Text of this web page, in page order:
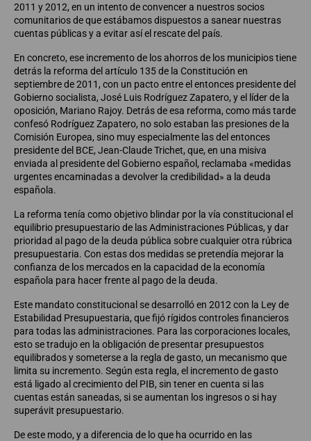
2011 y 2012, en un intento de convencer a nuestros socios
comunitarios de que estábamos dispuestos a sanear nuestras
cuentas públicas y a evitar así el rescate del país.
En concreto, ese incremento de los ahorros de los municipios tiene
detrás la reforma del artículo 135 de la Constitución en
septiembre de 2011, con un pacto entre el entonces presidente del
Gobierno socialista, José Luis Rodríguez Zapatero, y el líder de la
oposición, Mariano Rajoy. Detrás de esa reforma, como más tarde
confesó Rodríguez Zapatero, no solo estaban las presiones de la
Comisión Europea, sino muy especialmente las del entonces
presidente del BCE, Jean-Claude Trichet, que, en una misiva
enviada al presidente del Gobierno español, reclamaba «medidas
urgentes encaminadas a devolver la credibilidad» a la deuda
española.
La reforma tenía como objetivo blindar por la vía constitucional el
equilibrio presupuestario de las Administraciones Públicas, y dar
prioridad al pago de la deuda pública sobre cualquier otra rúbrica
presupuestaria. Con estas dos medidas se pretendía mejorar la
confianza de los mercados en la capacidad de la economía
española para hacer frente al pago de la deuda.
Este mandato constitucional se desarrolló en 2012 con la Ley de
Estabilidad Presupuestaria, que fijó rígidos controles financieros
para todas las administraciones. Para las corporaciones locales,
esto se tradujo en la obligación de presentar presupuestos
equilibrados y someterse a la regla de gasto, un mecanismo que
limita su incremento. Según esta regla, el incremento de gasto
está ligado al crecimiento del PIB, sin tener en cuenta si las
cuentas están saneadas, si se aumentan los ingresos o si hay
superávit presupuestario.
De este modo, y a diferencia de lo que ha ocurrido en las